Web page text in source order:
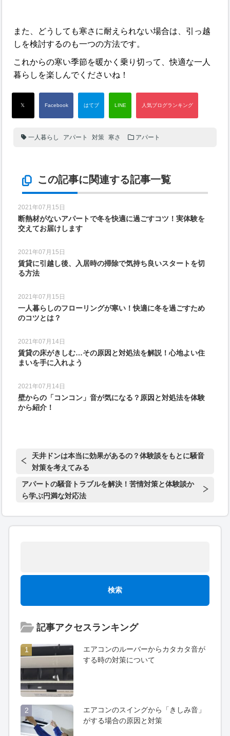
また、どうしても寒さに耐えられない場合は、引っ越
しを検討するのも一つの方法です。
これからの寒い季節を暖かく乗り切って、快適な一人
暮らしを楽しんでくださいね！
一人暮らし アパート 対策 寒さ アパート
この記事に関連する記事一覧
2021年07月15日
断熱材がないアパートで冬を快適に過ごすコツ！実体験を
交えてお届けします
2021年07月15日
賃貸に引越し後、入居時の掃除で気持ち良いスタートを切
る方法
2021年07月15日
一人暮らしのフローリングが寒い！快適に冬を過ごすため
のコツとは？
2021年07月14日
賃貸の床がきしむ…その原因と対処法を解説！心地よい住
まいを手に入れよう
2021年07月14日
壁からの「コンコン」音が気になる？原因と対処法を体験
から紹介！
天井ドンは本当に効果があるの？体験談をもとに騒音
対策を考えてみる
アパートの騒音トラブルを解決！苦情対策と体験談か
ら学ぶ円満な対応法
記事アクセスランキング
1
エアコンのルーバーからカタカタ音が
する時の対策について
2
エアコンのスイングから「きしみ音」
がする場合の原因と対策